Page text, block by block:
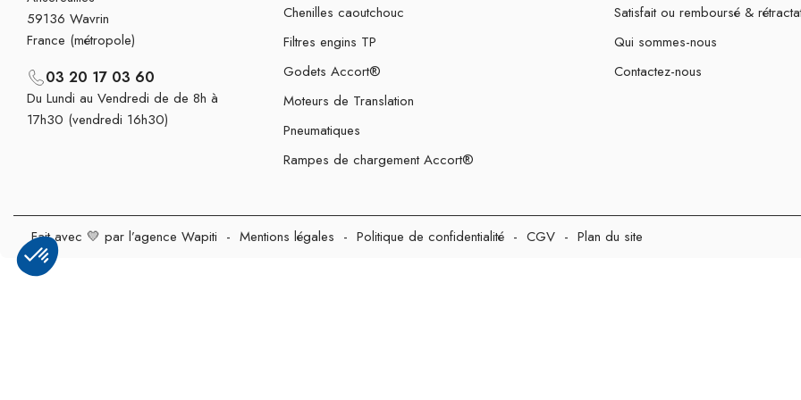
59136 Wavrin
France (métropole)
03 20 17 03 60
Du Lundi au Vendredi de de 8h à
17h30 (vendredi 16h30)
Chenilles caoutchouc
Filtres engins TP
Godets Accort®
Moteurs de Translation
Pneumatiques
Rampes de chargement Accort®
Satisfait ou remboursé &
Qui sommes-nous
Contactez-nous
Fait avec 💛 par l’agence Wapiti - Mentions légales - Politique de confidentialité - CGV - Plan du site